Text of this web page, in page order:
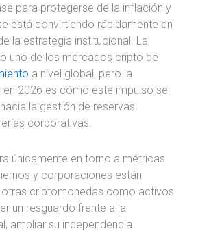
para protegerse de la inflación y
está convirtiendo rápidamente en
la estrategia institucional. La
uno de los mercados cripto de
a nivel global, pero la
en 2026 es cómo este impulso se
la gestión de reservas
corporativas.
únicamente en torno a métricas
y corporaciones están
criptomonedas como activos
un resguardo frente a la
ampliar su independencia